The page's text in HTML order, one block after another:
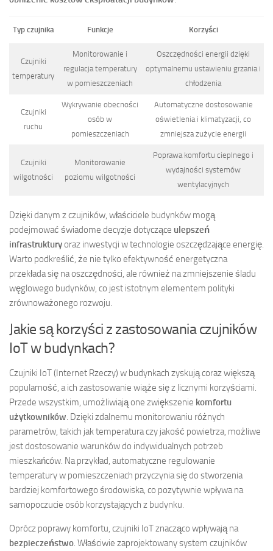
Typ czujnika Funkcje Korzyści
Czujniki
temperatury
Monitorowanie i
regulacja temperatury
w pomieszczeniach
Oszczędności energii dzięki
optymalnemu ustawieniu grzania i
chłodzenia
Czujniki
ruchu
Wykrywanie obecności
osób w
pomieszczeniach
Automatyczne dostosowanie
oświetlenia i klimatyzacji, co
zmniejsza zużycie energii
Czujniki
wilgotności
Monitorowanie
poziomu wilgotności
Poprawa komfortu cieplnego i
wydajności systemów
wentylacyjnych
Dzięki danym z czujników, właściciele budynków mogą
podejmować świadome decyzje dotyczące ulepszeń
infrastrukturyoraz inwestycji w technologie oszczędzające energię.
Warto podkreślić, że nie tylko efektywność energetyczna
przekłada się na oszczędności, ale również na zmniejszenie śladu
węglowego budynków, co jest istotnym elementem polityki
zrównoważonego rozwoju.
Jakie są korzyści z zastosowania czujników
IoT w budynkach?
Czujniki IoT (Internet Rzeczy) w budynkach zyskują coraz większą
popularność, a ich zastosowanie wiąże się z licznymi korzyściami.
Przede wszystkim, umożliwiają one zwiększenie komfortu
użytkowników. Dzięki zdalnemu monitorowaniu różnych
parametrów, takich jak temperatura czy jakość powietrza, możliwe
jest dostosowanie warunków do indywidualnych potrzeb
mieszkańców. Na przykład, automatyczne regulowanie
temperatury w pomieszczeniach przyczynia się do stworzenia
bardziej komfortowego środowiska, co pozytywnie wpływa na
samopoczucie osób korzystających z budynku.
Oprócz poprawy komfortu, czujniki IoT znacząco wpływają na
bezpieczeństwo. Właściwie zaprojektowany system czujników